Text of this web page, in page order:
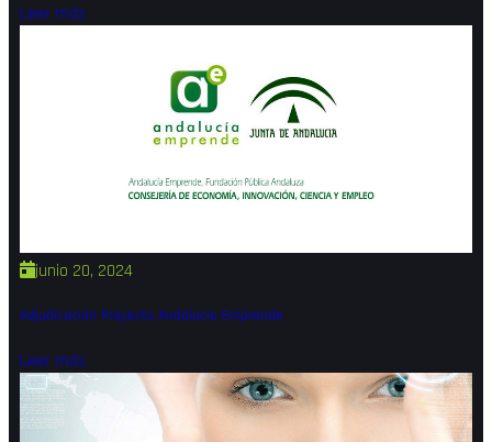
Leer más
junio 20, 2024
Adjudicación Proyecto Andalucia Emprende
Leer más